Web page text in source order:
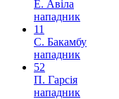
Е. Авіла
нападник
11
С. Бакамбу
нападник
52
П. Гарсія
нападник